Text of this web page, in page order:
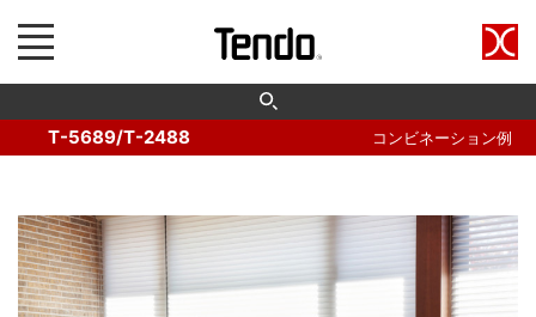
T-5689/T-2488 コンビネーション例